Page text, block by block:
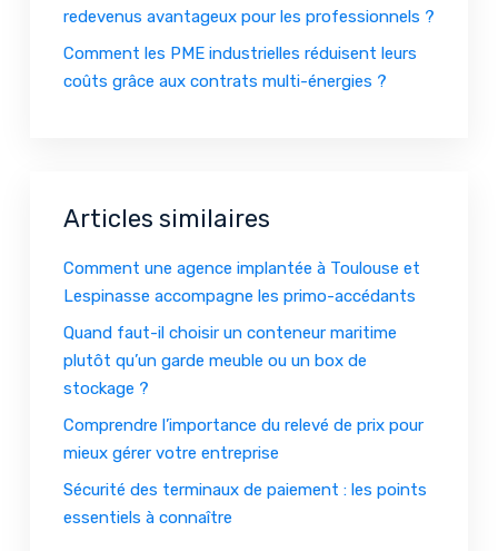
redevenus avantageux pour les professionnels ?
Comment les PME industrielles réduisent leurs
coûts grâce aux contrats multi-énergies ?
Articles similaires
Comment une agence implantée à Toulouse et
Lespinasse accompagne les primo-accédants
Quand faut-il choisir un conteneur maritime
plutôt qu’un garde meuble ou un box de
stockage ?
Comprendre l’importance du relevé de prix pour
mieux gérer votre entreprise
Sécurité des terminaux de paiement : les points
essentiels à connaître